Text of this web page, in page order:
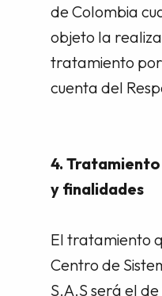
de Colombia
objeto la
tratamiento
cuenta del
4.
y finalidades
El tratamiento
Centro de
S.A.S será el